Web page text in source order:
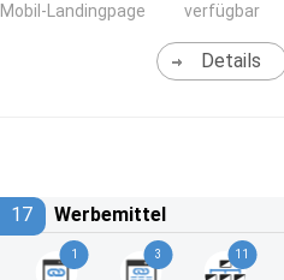
Mobil-Landingpage
verfügbar
Details
17 Werbemittel
1 3 11